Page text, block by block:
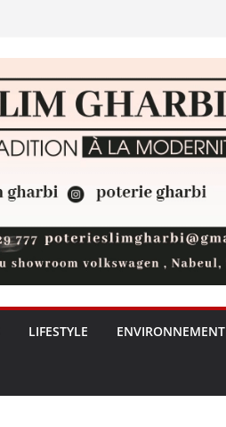
LIFESTYLE ENVIRONNEMENT